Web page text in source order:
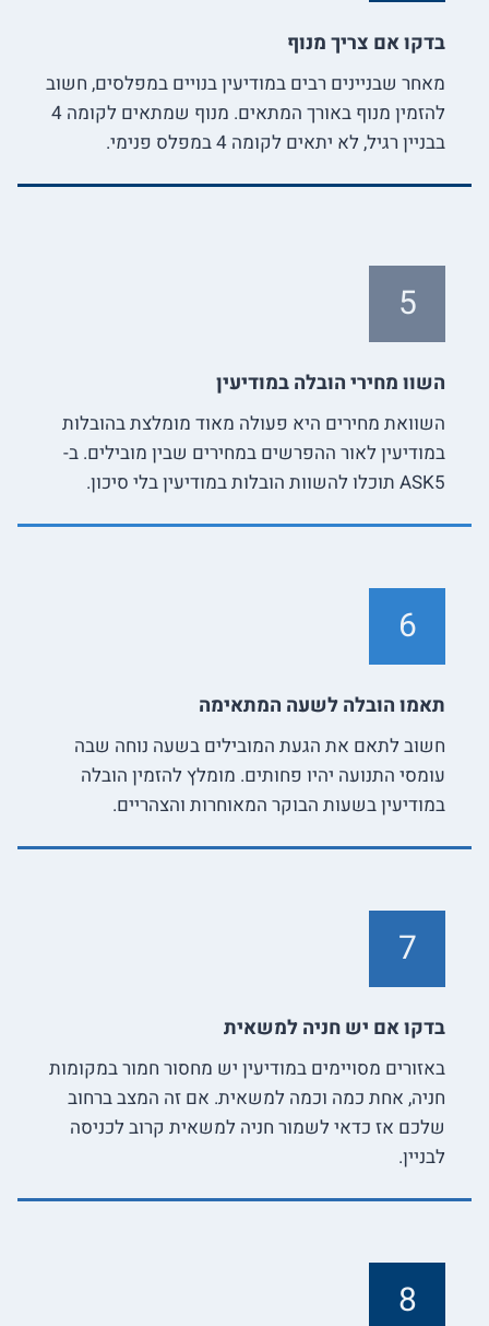
בדקו אם צריך מנוף
מאחר שבניינים רבים במודיעין בנויים במפלסים, חשוב
להזמין מנוף באורך המתאים. מנוף שמתאים לקומה 4
בבניין רגיל, לא יתאים לקומה 4 במפלס פנימי.
5
השוו מחירי הובלה במודיעין
השוואת מחירים היא פעולה מאוד מומלצת בהובלות
במודיעין לאור ההפרשים במחירים שבין מובילים. ב-
ASK5 תוכלו להשוות הובלות במודיעין בלי סיכון.
6
תאמו הובלה לשעה המתאימה
חשוב לתאם את הגעת המובילים בשעה נוחה שבה
עומסי התנועה יהיו פחותים. מומלץ להזמין הובלה
במודיעין בשעות הבוקר המאוחרות והצהריים.
7
בדקו אם יש חניה למשאית
באזורים מסויימים במודיעין יש מחסור חמור במקומות
חניה, אחת כמה וכמה למשאית. אם זה המצב ברחוב
שלכם אז כדאי לשמור חניה למשאית קרוב לכניסה
לבניין.
8